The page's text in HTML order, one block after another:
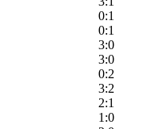
0:1
0:1
3:0
3:0
0:2
3:2
2:1
1:0